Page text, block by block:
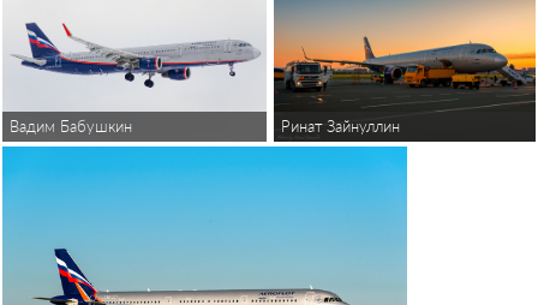
Вадим Бабушкин Ринат Зайнуллин